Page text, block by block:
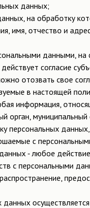
данных;
на обработку
имя, отчество и
данными,
согласие
отозвать свое
в настоящей
информация,
орган,
персональных
с
- любое
с персональными